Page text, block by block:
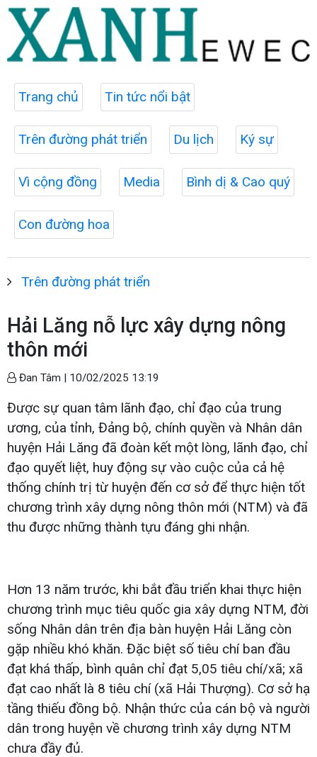
Trang chủ Tin tức nổi bật
Trên đường phát triển Du lịch Ký sự
Vì cộng đồng Media Bình dị & Cao quý
Con đường hoa
Trên đường phát triển
Hải Lăng nỗ lực xây dựng nông
thôn mới
Đan Tâm | 10/02/2025 13:19
Được sự quan tâm lãnh đạo, chỉ đạo của trung
ương, của tỉnh, Đảng bộ, chính quyền và Nhân dân
huyện Hải Lăng đã đoàn kết một lòng, lãnh đạo, chỉ
đạo quyết liệt, huy động sự vào cuộc của cả hệ
thống chính trị từ huyện đến cơ sở để thực hiện tốt
chương trình xây dựng nông thôn mới (NTM) và đã
thu được những thành tựu đáng ghi nhận.
Hơn 13 năm trước, khi bắt đầu triển khai thực hiện
chương trình mục tiêu quốc gia xây dựng NTM, đời
sống Nhân dân trên địa bàn huyện Hải Lăng còn
gặp nhiều khó khăn. Đặc biệt số tiêu chí ban đầu
đạt khá thấp, bình quân chỉ đạt 5,05 tiêu chí/xã; xã
đạt cao nhất là 8 tiêu chí (xã Hải Thượng). Cơ sở hạ
tầng thiếu đồng bộ. Nhận thức của cán bộ và người
dân trong huyện về chương trình xây dựng NTM
chưa đầy đủ.